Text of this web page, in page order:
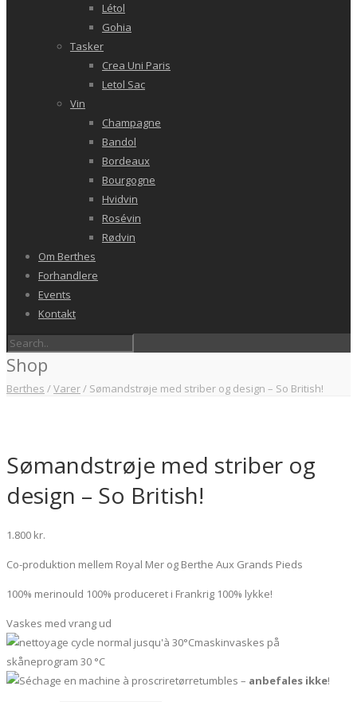
Létol
Gohia
Tasker
Crea Uni Paris
Letol Sac
Vin
Champagne
Bandol
Bordeaux
Bourgogne
Hvidvin
Rosévin
Rødvin
Om Berthes
Forhandlere
Events
Kontakt
Shop
Berthes /Varer/ Sømandstrøje med striber og design – So British!
Sømandstrøje med striber og
design – So British!
1.800 kr.
Co-produktion mellem Royal Mer og Berthe Aux Grands Pieds
100% merinould 100% produceret i Frankrig 100% lykke!
Vaskes med vrang ud
maskinvaskes på
skåneprogram 30 °C
tørretumbles – anbefales ikke!